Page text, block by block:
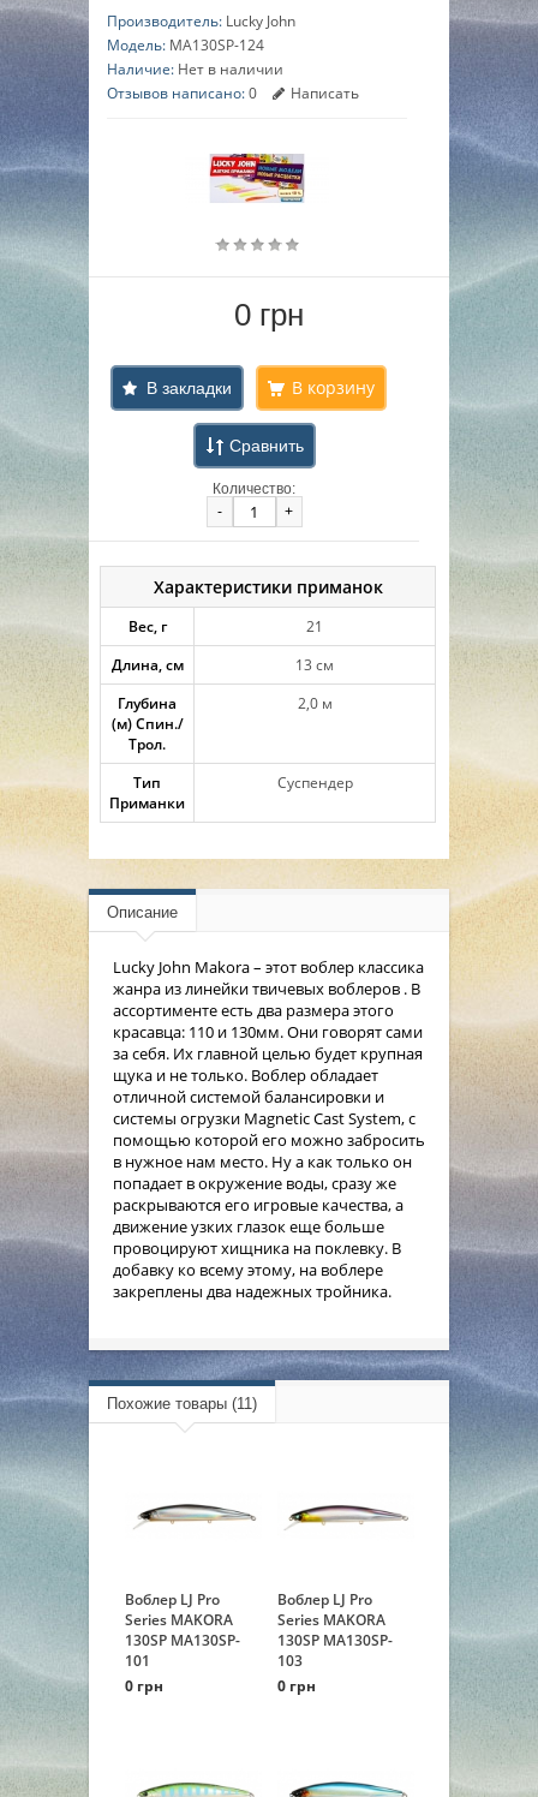
Производитель: Lucky John
Модель: MA130SP-124
Наличие: Нет в наличии
Отзывов написано:0 Написать
0 грн
В закладки
Сравнить
Количество:
-
+
Характеристики приманок
Вес, г
21
Длина, см
13 см
Глубина
(м) Спин./
Трол.
2,0 м
Тип
Приманки
Суспендер
Описание
Lucky John Makora – этот воблер классика
жанра из линейки твичевых воблеров . В
ассортименте есть два размера этого
красавца: 110 и 130мм. Они говорят сами
за себя. Их главной целью будет крупная
щука и не только. Воблер обладает
отличной системой балансировки и
системы огрузки Magnetic Cast System, с
помощью которой его можно забросить
в нужное нам место. Ну а как только он
попадает в окружение воды, сразу же
раскрываются его игровые качества, а
движение узких глазок еще больше
провоцируют хищника на поклевку. В
добавку ко всему этому, на воблере
закреплены два надежных тройника.
Похожие товары (11)
Воблер LJ Pro
Series MAKORA
130SP MA130SP-
101
0 грн
Воблер LJ Pro
Series MAKORA
130SP MA130SP-
103
0 грн